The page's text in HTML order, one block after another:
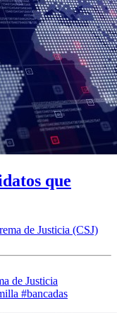
que
de Justicia (CSJ)
de Justicia
#bancadas